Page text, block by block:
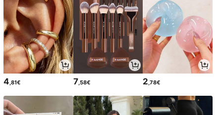
4,81€ 7,58€ 2,78€